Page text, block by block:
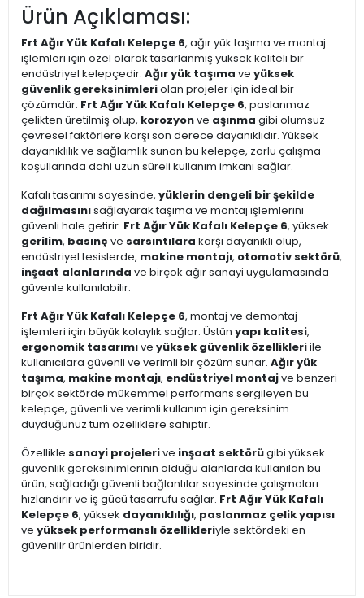
Ürün Açıklaması:
Frt Ağır Yük Kafalı Kelepçe 6, ağır yük taşıma ve montaj
işlemleri için özel olarak tasarlanmış yüksek kaliteli bir
endüstriyel kelepçedir. Ağır yük taşıma ve yüksek
güvenlik gereksinimleriolan projeler için ideal bir
çözümdür. Frt Ağır Yük Kafalı Kelepçe 6, paslanmaz
çelikten üretilmiş olup, korozyonve aşınma gibi olumsuz
çevresel faktörlere karşı son derece dayanıklıdır. Yüksek
dayanıklılık ve sağlamlık sunan bu kelepçe, zorlu çalışma
koşullarında dahi uzun süreli kullanım imkanı sağlar.
Kafalı tasarımı sayesinde, yüklerin dengeli bir şekilde
dağılmasınısağlayarak taşıma ve montaj işlemlerini
güvenli hale getirir. Frt Ağır Yük Kafalı Kelepçe 6, yüksek
gerilim, basınç ve sarsıntılara karşı dayanıklı olup,
endüstriyel tesislerde, makine montajı, otomotiv sektörü,
inşaat alanlarında ve birçok ağır sanayi uygulamasında
güvenle kullanılabilir.
Frt Ağır Yük Kafalı Kelepçe 6, montaj ve demontaj
işlemleri için büyük kolaylık sağlar. Üstün yapı kalitesi,
ergonomik tasarımıve yüksek güvenlik özellikleriile
kullanıcılara güvenli ve verimli bir çözüm sunar. Ağır yük
taşıma, makine montajı, endüstriyel montajve benzeri
birçok sektörde mükemmel performans sergileyen bu
kelepçe, güvenli ve verimli kullanım için gereksinim
duyduğunuz tüm özelliklere sahiptir.
Özellikle sanayi projelerive inşaat sektörügibi yüksek
güvenlik gereksinimlerinin olduğu alanlarda kullanılan bu
ürün, sağladığı güvenli bağlantılar sayesinde çalışmaları
hızlandırır ve iş gücü tasarrufu sağlar. Frt Ağır Yük Kafalı
Kelepçe 6, yüksek dayanıklılığı, paslanmaz çelik yapısı
ve yüksek performanslı özellikleriyle sektördeki en
güvenilir ürünlerden biridir.